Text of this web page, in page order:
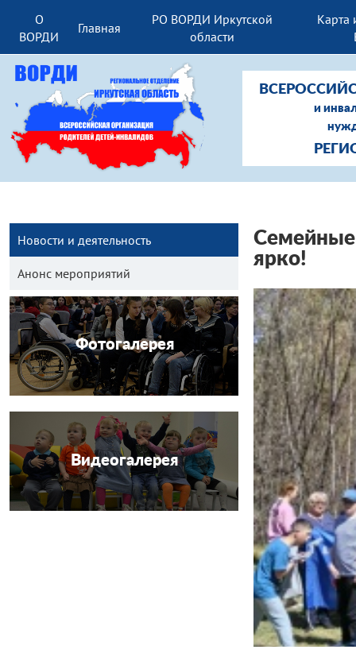
О
ВОРДИ
Главная
РО ВОРДИ Иркутской
области
Карта
и
Новости и деятельность
Анонс мероприятий
Фотогалерея
Видеогалерея
ярко!